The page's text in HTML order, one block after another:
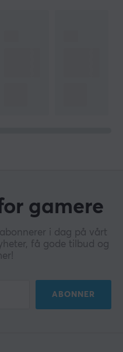
gamere
i dag på vårt
få gode tilbud og
ABONNER